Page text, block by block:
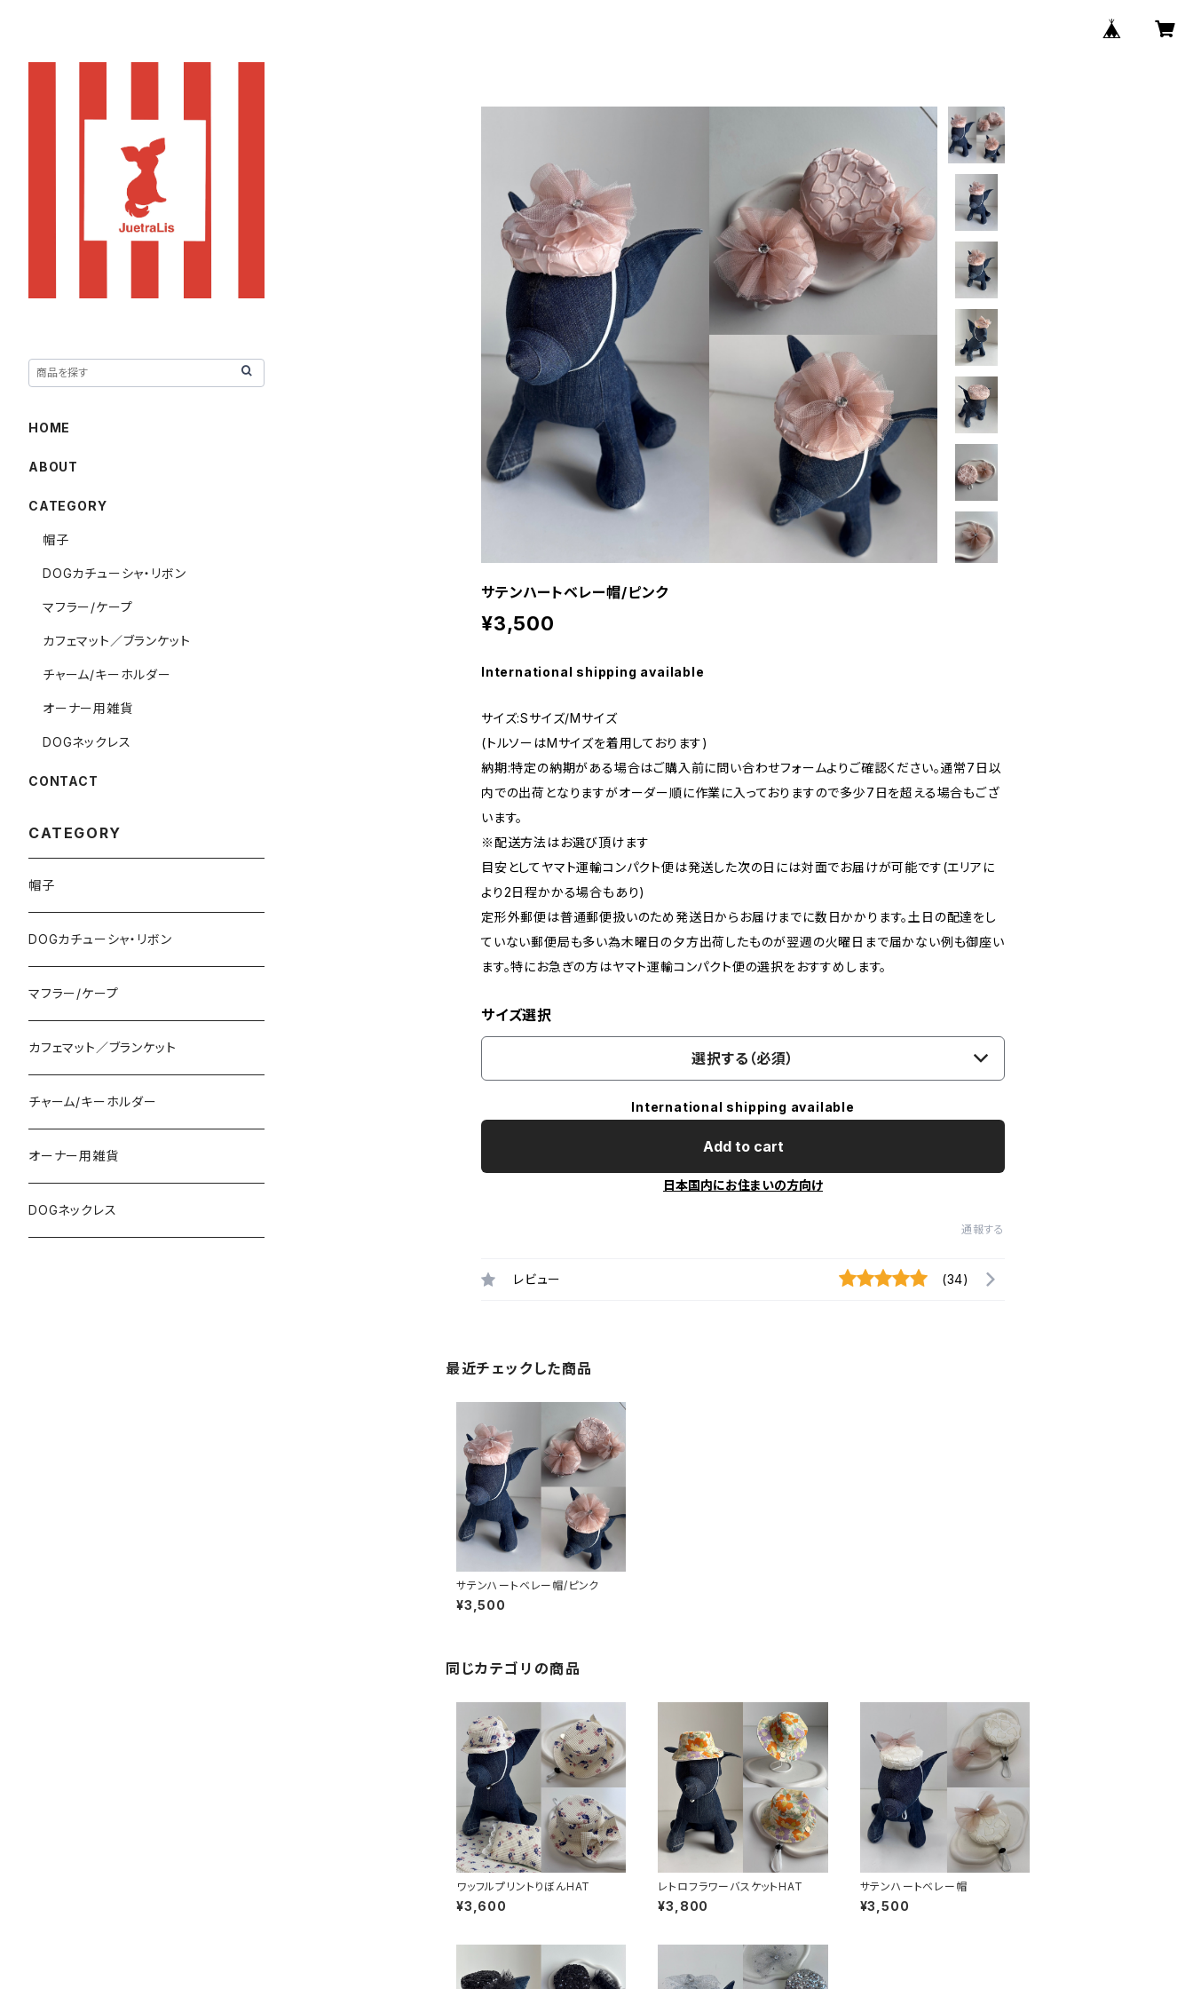
サテンハートベレー帽/ピンク
¥3,500
International shipping available
サイズ:Sサイズ/Mサイズ
(トルソーはMサイズを着用しております)
納期:特定の納期がある場合はご購入前に問い合わせフォームよりご確認ください。通常7日以
内での出荷となりますがオーダー順に作業に入っておりますので多少7日を超える場合もござ
います。
※配送方法はお選び頂けます
目安としてヤマト運輸コンパクト便は発送した次の日には対面でお届けが可能です(エリアに
より2日程かかる場合もあり)
定形外郵便は普通郵便扱いのため発送日からお届けまでに数日かかります。土日の配達をし
ていない郵便局も多い為木曜日の夕方出荷したものが翌週の火曜日まで届かない例も御座い
ます。特にお急ぎの方はヤマト運輸コンパクト便の選択をおすすめします。
サイズ選択
選択する（必須）
International shipping available
Add to cart
日本国内にお住まいの方向け
通報する
レビュー (34)
最近チェックした商品
サテンハートベレー帽/ピンク
¥3,500
同じカテゴリの商品
ワッフルプリントりぼんHAT
¥3,600
レトロフラワーバスケットHAT
¥3,800
サテンハートベレー帽
¥3,500
HOME
ABOUT
CATEGORY
帽子
DOGカチューシャ・リボン
マフラー/ケープ
カフェマット／ブランケット
チャーム/キーホルダー
オーナー用雑貨
DOGネックレス
CONTACT
CATEGORY
帽子
DOGカチューシャ・リボン
マフラー/ケープ
カフェマット／ブランケット
チャーム/キーホルダー
オーナー用雑貨
DOGネックレス